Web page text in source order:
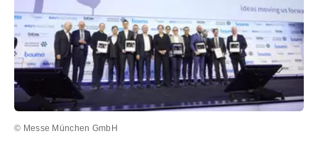
© Messe München GmbH